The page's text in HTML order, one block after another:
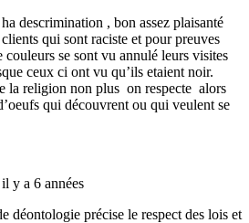
descrimination , bon assez plaisanté
qui sont raciste et pour preuves
couleurs se sont vu annulé leurs visites
ceux ci ont vu qu’ils etaient noir.
la religion non plus on respecte alors
qui découvrent ou qui veulent se
il y a 6 années
déontologie précise le respect des lois et